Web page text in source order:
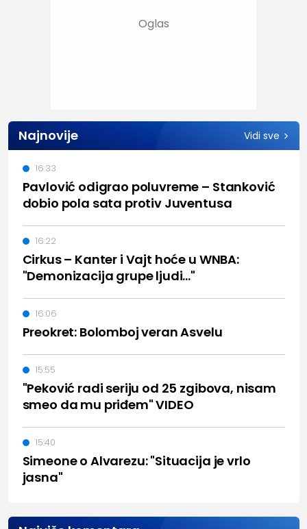
Najnovije Vidi sve
Pavlović odigrao poluvreme – Stanković
dobio pola sata protiv Juventusa
16:33
Cirkus – Kanter i Vajt hoće u WNBA:
"Demonizacija grupe ljudi..."
16:22
Preokret: Bolomboj veran Asvelu
16:06
"Peković radi seriju od 25 zgibova, nisam
smeo da mu priđem" VIDEO
15:55
Simeone o Alvarezu: "Situacija je vrlo
jasna"
15:40